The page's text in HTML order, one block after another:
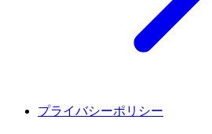
プライバシーポリシー